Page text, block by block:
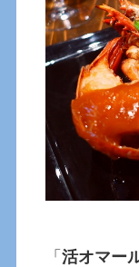
「活オマー